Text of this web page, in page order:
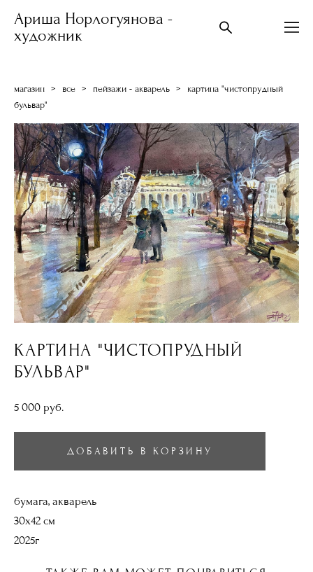
Ариша Норлогуянова -
художник
магазин > все > пейзажи - акварель >
картина "чистопрудный
бульвар"
КАРТИНА "ЧИСТОПРУДНЫЙ
БУЛЬВАР"
5 000 pуб.
ДОБАВИТЬ В КОРЗИНУ
бумага, акварель
30х42 см
2025г